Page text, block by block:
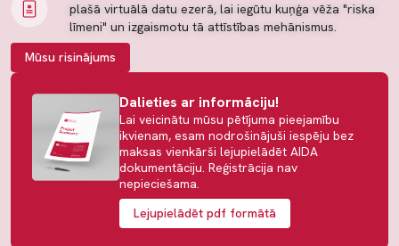
plašā virtuālā datu ezerā, lai iegūtu kuņģa vēža "riska
līmeni" un izgaismotu tā attīstības mehānismus.
Mūsu risinājums
Dalieties ar informāciju!
Lai veicinātu mūsu pētījuma pieejamību
ikvienam, esam nodrošinājuši iespēju bez
maksas vienkārši lejupielādēt AIDA
dokumentāciju. Reģistrācija nav
nepieciešama.
Lejupielādēt pdf formātā